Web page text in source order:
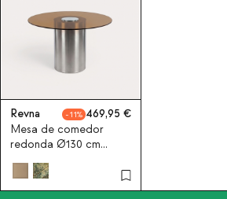
Revna 11
469,95
Mesa de comedor
redonda Ø130 cm
Revna